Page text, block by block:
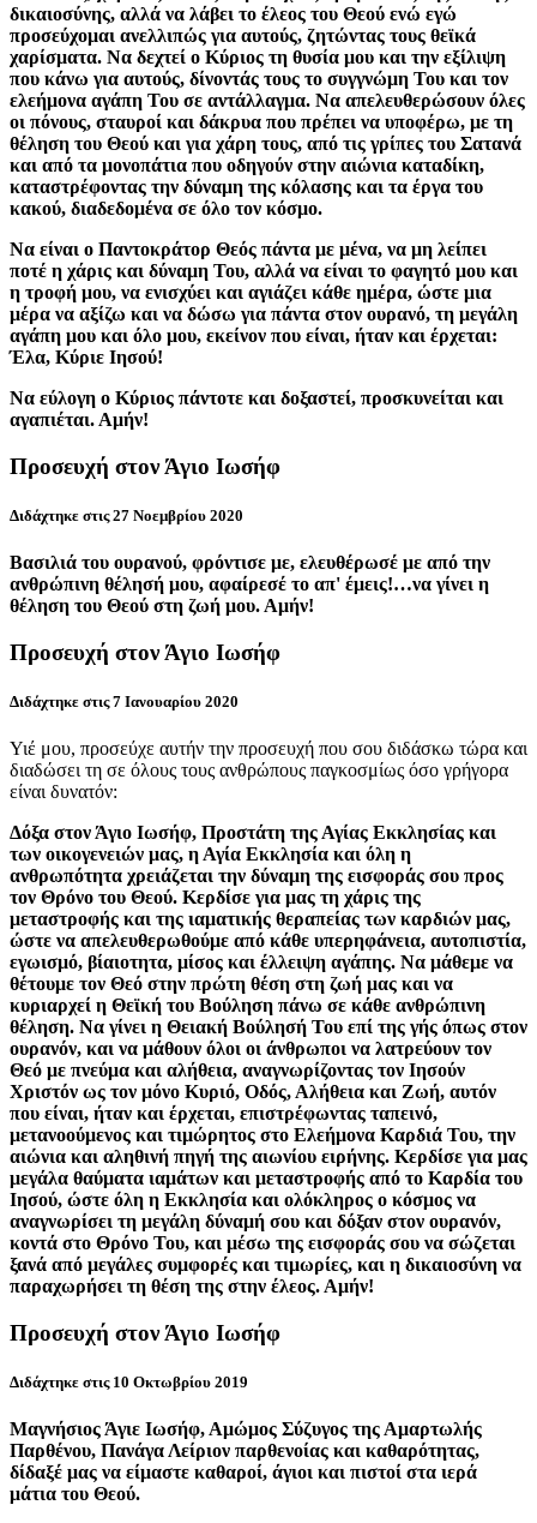
δικαιοσύνης, αλλά να λάβει το έλεος του Θεού ενώ εγώ
προσεύχομαι ανελλιπώς για αυτούς, ζητώντας τους θεϊκά
χαρίσματα. Να δεχτεί ο Κύριος τη θυσία μου και την εξίλιψη
που κάνω για αυτούς, δίνοντάς τους το συγγνώμη Του και τον
ελεήμονα αγάπη Του σε αντάλλαγμα. Να απελευθερώσουν όλες
οι πόνους, σταυροί και δάκρυα που πρέπει να υποφέρω, με τη
θέληση του Θεού και για χάρη τους, από τις γρίπες του Σατανά
και από τα μονοπάτια που οδηγούν στην αιώνια καταδίκη,
καταστρέφοντας την δύναμη της κόλασης και τα έργα του
κακού, διαδεδομένα σε όλο τον κόσμο.
Να είναι ο Παντοκράτορ Θεός πάντα με μένα, να μη λείπει
ποτέ η χάρις και δύναμη Του, αλλά να είναι το φαγητό μου και
η τροφή μου, να ενισχύει και αγιάζει κάθε ημέρα, ώστε μια
μέρα να αξίζω και να δώσω για πάντα στον ουρανό, τη μεγάλη
αγάπη μου και όλο μου, εκείνον που είναι, ήταν και έρχεται:
Έλα, Κύριε Ιησού!
Να εύλογη ο Κύριος πάντοτε και δοξαστεί, προσκυνείται και
αγαπιέται. Αμήν!
Προσευχή στον Άγιο Ιωσήφ
Διδάχτηκε στις 27 Νοεμβρίου 2020
Βασιλιά του ουρανού, φρόντισε με, ελευθέρωσέ με από την
ανθρώπινη θέλησή μου, αφαίρεσέ το απ' έμεις!…να γίνει η
θέληση του Θεού στη ζωή μου. Αμήν!
Προσευχή στον Άγιο Ιωσήφ
Διδάχτηκε στις 7 Ιανουαρίου 2020
Υιέ μου, προσεύχε αυτήν την προσευχή που σου διδάσκω τώρα και
διαδώσει τη σε όλους τους ανθρώπους παγκοσμίως όσο γρήγορα
είναι δυνατόν:
Δόξα στον Άγιο Ιωσήφ, Προστάτη της Αγίας Εκκλησίας και
των οικογενειών μας, η Αγία Εκκλησία και όλη η
ανθρωπότητα χρειάζεται την δύναμη της εισφοράς σου προς
τον Θρόνο του Θεού. Κερδίσε για μας τη χάρις της
μεταστροφής και της ιαματικής θεραπείας των καρδιών μας,
ώστε να απελευθερωθούμε από κάθε υπερηφάνεια, αυτοπιστία,
εγωισμό, βίαιοτητα, μίσος και έλλειψη αγάπης. Να μάθεμε να
θέτουμε τον Θεό στην πρώτη θέση στη ζωή μας και να
κυριαρχεί η Θεϊκή του Βούληση πάνω σε κάθε ανθρώπινη
θέληση. Να γίνει η Θειακή Βούλησή Του επί της γής όπως στον
ουρανόν, και να μάθουν όλοι οι άνθρωποι να λατρεύουν τον
Θεό με πνεύμα και αλήθεια, αναγνωρίζοντας τον Ιησούν
Χριστόν ως τον μόνο Κυριό, Οδός, Αλήθεια και Ζωή, αυτόν
που είναι, ήταν και έρχεται, επιστρέφωντας ταπεινό,
μετανοούμενος και τιμώρητος στο Ελεήμονα Καρδιά Του, την
αιώνια και αληθινή πηγή της αιωνίου ειρήνης. Κερδίσε για μας
μεγάλα θαύματα ιαμάτων και μεταστροφής από το Καρδία του
Ιησού, ώστε όλη η Εκκλησία και ολόκληρος ο κόσμος να
αναγνωρίσει τη μεγάλη δύναμή σου και δόξαν στον ουρανόν,
κοντά στο Θρόνο Του, και μέσω της εισφοράς σου να σώζεται
ξανά από μεγάλες συμφορές και τιμωρίες, και η δικαιοσύνη να
παραχωρήσει τη θέση της στην έλεος. Αμήν!
Προσευχή στον Άγιο Ιωσήφ
Διδάχτηκε στις 10 Οκτωβρίου 2019
Μαγνήσιος Άγιε Ιωσήφ, Αμώμος Σύζυγος της Αμαρτωλής
Παρθένου, Πανάγα Λείριον παρθενοίας και καθαρότητας,
δίδαξέ μας να είμαστε καθαροί, άγιοι και πιστοί στα ιερά
μάτια του Θεού.